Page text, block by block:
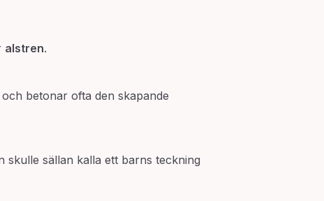
alstren.
betonar ofta den skapande
skulle sällan kalla ett barns teckning